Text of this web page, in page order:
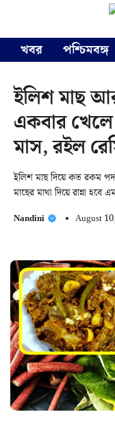
content
খবর
পশ্চিমবঙ্গ
ইলিশ মাছ
একবার
মাস, রইল
ইলিশ মাছ দিয়ে কত রকম
মাছের মাথা দিয়ে রান্না
Nandini August